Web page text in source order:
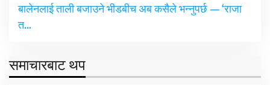
बालेनलाई ताली बजाउने भीडबीच अब कसैले भन्नुपर्छ — ‘राजा
त…
समाचारबाट थप